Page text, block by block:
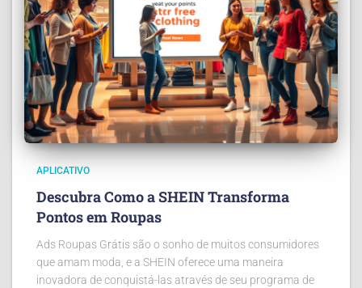
APLICATIVO
Descubra Como a SHEIN Transforma
Pontos em Roupas
Ads Roupas Grátis são o sonho de muitos consumidores
que amam moda, e a SHEIN oferece uma maneira
inovadora de conquistá-las através de seu programa de